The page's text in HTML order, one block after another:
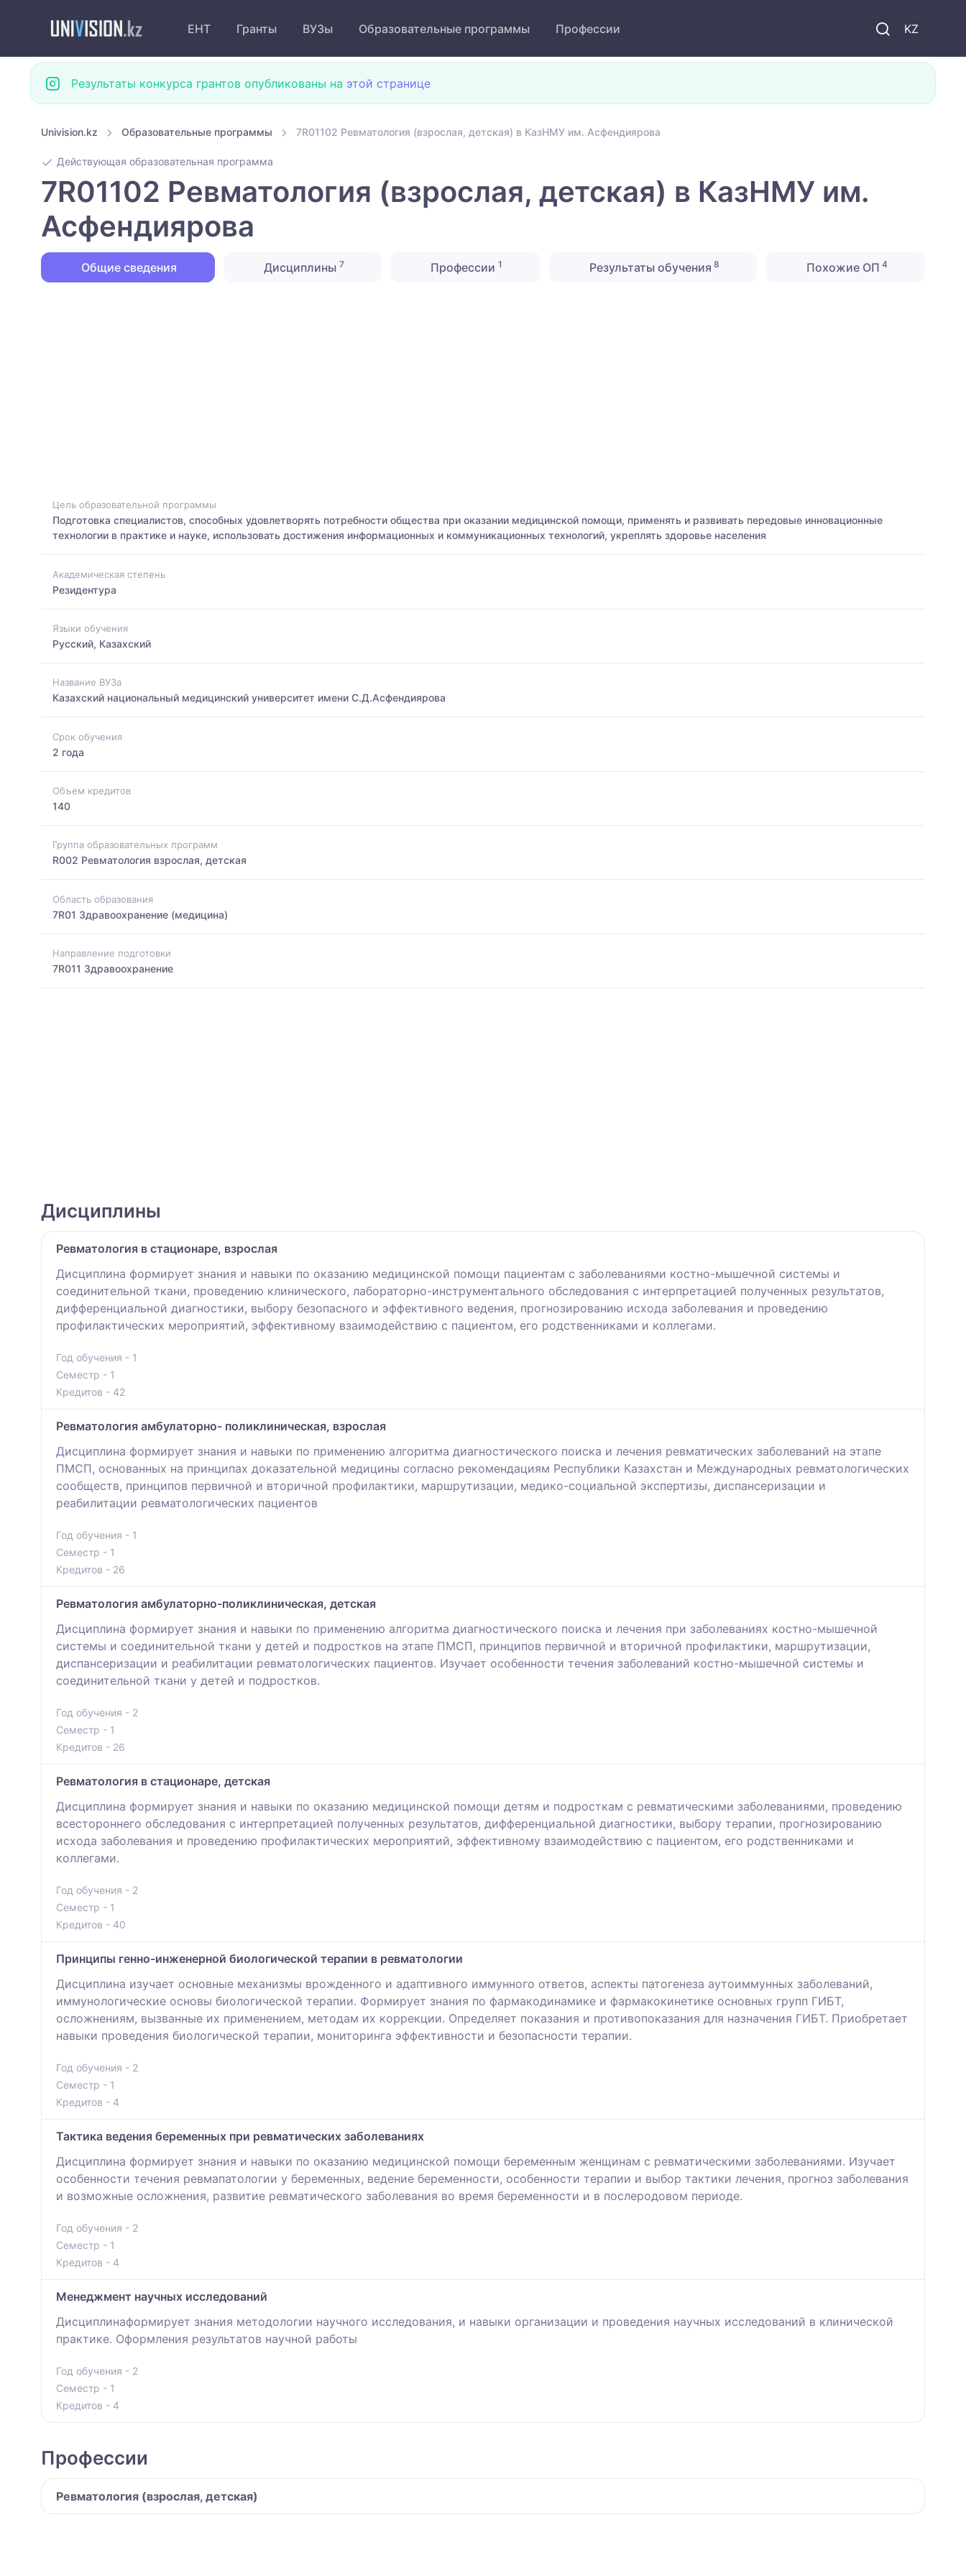
KZ
ЕНТ Гранты ВУЗы Образовательные программы Профессии
Результаты конкурса грантов опубликованы на этой странице
Univision.kz Образовательные программы 7R01102 Ревматология (взрослая, детская) в КазНМУ им. Асфендиярова
Действующая образовательная программа
7R01102 Ревматология (взрослая, детская) в КазНМУ им.
Асфендиярова
Общие сведения Дисциплины 7 Профессии1 Результаты обучения 8 Похожие ОП 4
Цель образовательной программы
Подготовка специалистов, способных удовлетворять потребности общества при оказании медицинской помощи, применять и развивать передовые инновационные
технологии в практике и науке, использовать достижения информационных и коммуникационных технологий, укреплять здоровье населения
Академическая степень
Резидентура
Языки обучения
Русский, Казахский
Название ВУЗа
Казахский национальный медицинский университет имени С.Д.Асфендиярова
Срок обучения
2 года
Объем кредитов
140
Группа образовательных программ
R002 Ревматология взрослая, детская
Область образования
7R01 Здравоохранение (медицина)
Направление подготовки
7R011 Здравоохранение
Дисциплины
Ревматология в стационаре, взрослая
Дисциплина формирует знания и навыки по оказанию медицинской помощи пациентам с заболеваниями костно-мышечной системы и
соединительной ткани, проведению клинического, лабораторно-инструментального обследования с интерпретацией полученных результатов,
дифференциальной диагностики, выбору безопасного и эффективного ведения, прогнозированию исхода заболевания и проведению
профилактических мероприятий, эффективному взаимодействию с пациентом, его родственниками и коллегами.
Год обучения - 1
Семестр - 1
Кредитов - 42
Ревматология амбулаторно- поликлиническая, взрослая
Дисциплина формирует знания и навыки по применению алгоритма диагностического поиска и лечения ревматических заболеваний на этапе
ПМСП, основанных на принципах доказательной медицины согласно рекомендациям Республики Казахстан и Международных ревматологических
сообществ, принципов первичной и вторичной профилактики, маршрутизации, медико-социальной экспертизы, диспансеризации и
реабилитации ревматологических пациентов
Год обучения - 1
Семестр - 1
Кредитов - 26
Ревматология амбулаторно-поликлиническая, детская
Дисциплина формирует знания и навыки по применению алгоритма диагностического поиска и лечения при заболеваниях костно-мышечной
системы и соединительной ткани у детей и подростков на этапе ПМСП, принципов первичной и вторичной профилактики, маршрутизации,
диспансеризации и реабилитации ревматологических пациентов. Изучает особенности течения заболеваний костно-мышечной системы и
соединительной ткани у детей и подроcтков.
Год обучения - 2
Семестр - 1
Кредитов - 26
Ревматология в стационаре, детская
Дисциплина формирует знания и навыки по оказанию медицинской помощи детям и подросткам с ревматическими заболеваниями, проведению
всестороннего обследования с интерпретацией полученных результатов, дифференциальной диагностики, выбору терапии, прогнозированию
исхода заболевания и проведению профилактических мероприятий, эффективному взаимодействию с пациентом, его родственниками и
коллегами.
Год обучения - 2
Семестр - 1
Кредитов - 40
Принципы генно-инженерной биологической терапии в ревматологии
Дисциплина изучает основные механизмы врожденного и адаптивного иммунного ответов, аспекты патогенеза аутоиммунных заболеваний,
иммунологические основы биологической терапии. Формирует знания по фармакодинамике и фармакокинетике основных групп ГИБТ,
осложнениям, вызванные их применением, методам их коррекции. Определяет показания и противопоказания для назначения ГИБТ. Приобретает
навыки проведения биологической терапии, мониторинга эффективности и безопасности терапии.
Год обучения - 2
Семестр - 1
Кредитов - 4
Тактика ведения беременных при ревматических заболеваниях
Дисциплина формирует знания и навыки по оказанию медицинской помощи беременным женщинам с ревматическими заболеваниями. Изучает
особенности течения ревмапатологии у беременных, ведение беременности, особенности терапии и выбор тактики лечения, прогноз заболевания
и возможные осложнения, развитие ревматического заболевания во время беременности и в послеродовом периоде.
Год обучения - 2
Семестр - 1
Кредитов - 4
Менеджмент научных исследований
Дисциплинаформирует знания методологии научного исследования, и навыки организации и проведения научных исследований в клинической
практике. Оформления результатов научной работы
Год обучения - 2
Семестр - 1
Кредитов - 4
Профессии
Ревматология (взрослая, детская)